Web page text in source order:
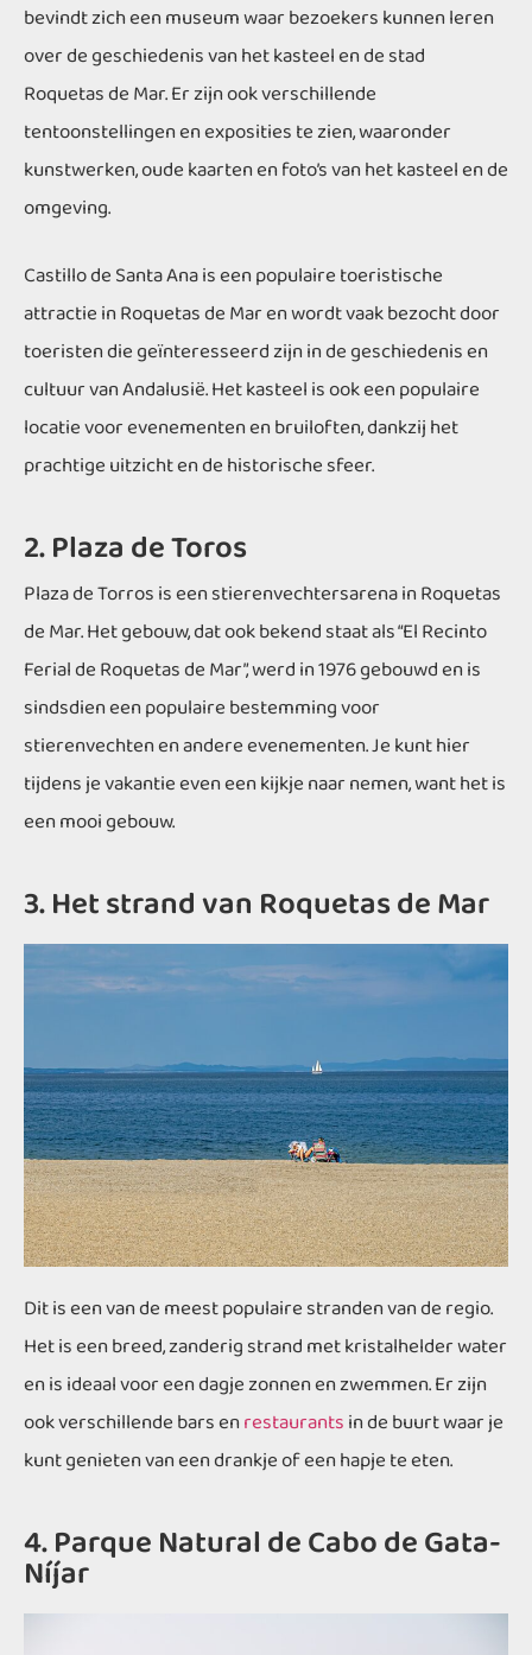
bevindt zich een museum waar bezoekers kunnen leren
over de geschiedenis van het kasteel en de stad
Roquetas de Mar. Er zijn ook verschillende
tentoonstellingen en exposities te zien, waaronder
kunstwerken, oude kaarten en foto’s van het kasteel en de
omgeving.
Castillo de Santa Ana is een populaire toeristische
attractie in Roquetas de Mar en wordt vaak bezocht door
toeristen die geïnteresseerd zijn in de geschiedenis en
cultuur van Andalusië. Het kasteel is ook een populaire
locatie voor evenementen en bruiloften, dankzij het
prachtige uitzicht en de historische sfeer.
2. Plaza de Toros
Plaza de Torros is een stierenvechtersarena in Roquetas
de Mar. Het gebouw, dat ook bekend staat als “El Recinto
Ferial de Roquetas de Mar”, werd in 1976 gebouwd en is
sindsdien een populaire bestemming voor
stierenvechten en andere evenementen. Je kunt hier
tijdens je vakantie even een kijkje naar nemen, want het is
een mooi gebouw.
3. Het strand van Roquetas de Mar
Dit is een van de meest populaire stranden van de regio.
Het is een breed, zanderig strand met kristalhelder water
en is ideaal voor een dagje zonnen en zwemmen. Er zijn
ook verschillende bars enrestaurantsin de buurt waar je
kunt genieten van een drankje of een hapje te eten.
4. Parque Natural de Cabo de Gata-
Níjar